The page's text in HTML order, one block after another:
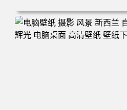
电脑壁纸 天空 风景 山脉 自然 反
下载 壁纸大全